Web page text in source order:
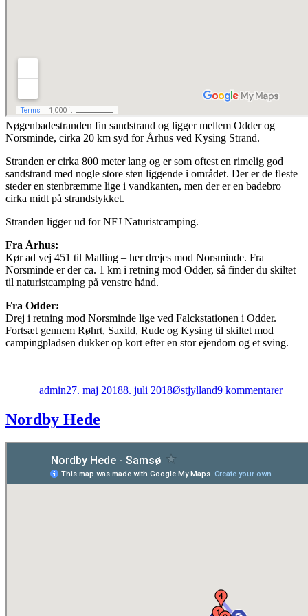
Nøgenbadestranden fin sandstrand og ligger mellem Odder og
Norsminde, cirka 20 km syd for Århus ved Kysing Strand.
Stranden er cirka 800 meter lang og er som oftest en rimelig god
sandstrand med nogle store sten liggende i området. Der er de fleste
steder en stenbræmme lige i vandkanten, men der er en badebro
cirka midt på strandstykket.
Stranden ligger ud for NFJ Naturistcamping.
Fra Århus:
Kør ad vej 451 til Malling – her drejes mod Norsminde. Fra
Norsminde er der ca. 1 km i retning mod Odder, så finder du skiltet
til naturistcamping på venstre hånd.
Fra Odder:
Drej i retning mod Norsminde lige ved Falckstationen i Odder.
Fortsæt gennem Røhrt, Saxild, Rude og Kysing til skiltet mod
campingpladsen dukker op kort efter en stor ejendom og et sving.
admin27. maj 20188. juli 2018Østjylland9 kommentarer
Nordby Hede